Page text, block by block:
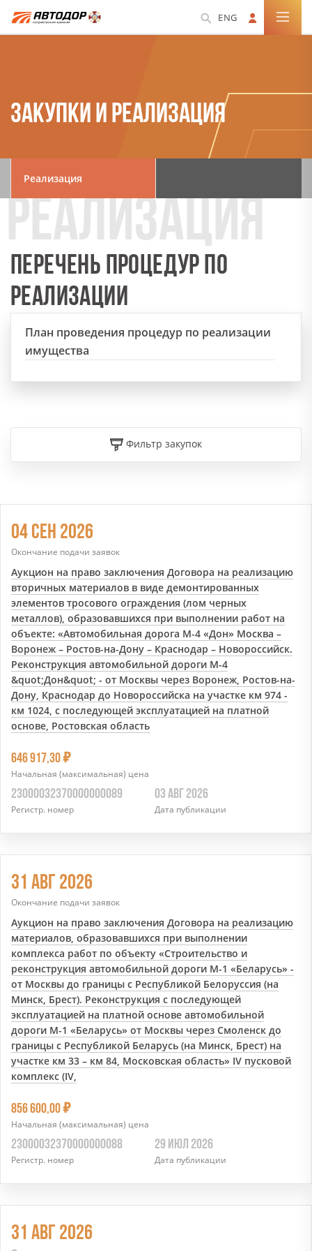
ENG
ЗАКУПКИ И РЕАЛИЗАЦИЯ
Реализация
ПЕРЕЧЕНЬ ПРОЦЕДУР ПО
РЕАЛИЗАЦИИ
План проведения процедур по реализации
имущества
Фильтр закупок
04 СЕН 2026
Окончание подачи заявок
Аукцион на право заключения Договора на реализацию
вторичных материалов в виде демонтированных
элементов тросового ограждения (лом черных
металлов), образовавшихся при выполнении работ на
объекте: «Автомобильная дорога М-4 «Дон» Москва –
Воронеж – Ростов-на-Дону – Краснодар – Новороссийск.
Реконструкция автомобильной дороги М-4
&quot;Дон&quot; - от Москвы через Воронеж, Ростов-на-
Дону, Краснодар до Новороссийска на участке км 974 -
км 1024, с последующей эксплуатацией на платной
основе, Ростовская область
646 917,307
Начальная (максимальная) цена
23000032370000000089
Регистр. номер
03 АВГ 2026
Дата публикации
31 АВГ 2026
Окончание подачи заявок
Аукцион на право заключения Договора на реализацию
материалов, образовавшихся при выполнении
комплекса работ по объекту «Строительство и
реконструкция автомобильной дороги М-1 «Беларусь» -
от Москвы до границы с Республикой Белоруссия (на
Минск, Брест). Реконструкция с последующей
эксплуатацией на платной основе автомобильной
дороги М-1 «Беларусь» от Москвы через Смоленск до
границы с Республикой Беларусь (на Минск, Брест) на
участке км 33 – км 84, Московская область» IV пусковой
комплекс (IV,
856 600,007
Начальная (максимальная) цена
23000032370000000088
Регистр. номер
29 ИЮЛ 2026
Дата публикации
31 АВГ 2026